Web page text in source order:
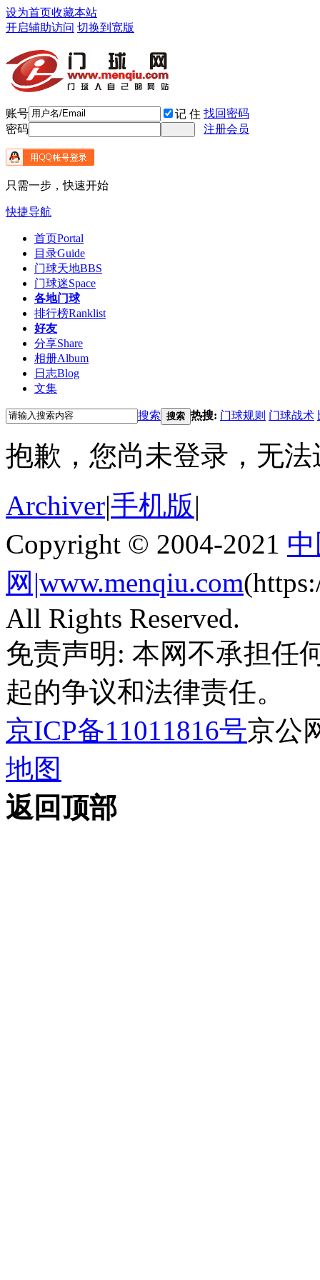
设为首页收藏本站
开启辅助访问 切换到宽版
账号 记 住 找回密码
密码
注册会员
只需一步，快速开始
快捷导航
首页Portal
目录Guide
门球天地BBS
门球迷Space
各地门球
排行榜Ranklist
好友
分享Share
相册Album
日志Blog
文集
搜索 搜索 热搜: 门球规则 门球战术
抱歉，您尚未登录，无
Archiver|手机版|
Copyright © 2004-2021
网|www.menqiu.com
All Rights Reserved.
免责声明: 本网不承担任
起的争议和法律责任。
京ICP备11011816号京公
地图
返回顶部